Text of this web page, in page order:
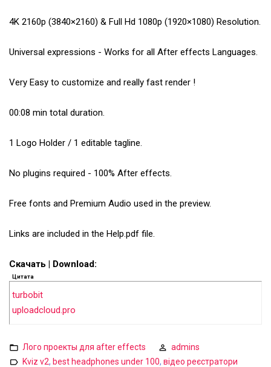
4K 2160p (3840×2160) & Full Hd 1080p (1920×1080) Resolution.
Universal expressions - Works for all After effects Languages.
Very Easy to customize and really fast render !
00:08 min total duration.
1 Logo Holder / 1 editable tagline.
No plugins required - 100% After effects.
Free fonts and Premium Audio used in the preview.
Links are included in the Help.pdf file.
Скачать | Download:
Цитата
turbobit
uploadcloud.pro
Лого проекты для after effects
admins
Kviz v2, best headphones under 100, відео реєстратори